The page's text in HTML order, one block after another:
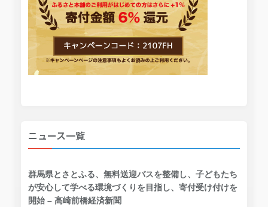
ニュース一覧
群馬県とさとふる、無料送迎バスを整備し、子どもたち
が安心して学べる環境づくりを目指し、寄付受け付けを
開始 – 高崎前橋経済新聞